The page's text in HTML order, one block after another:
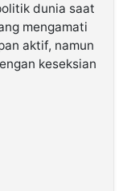
dunia saat
mengamati
aktif, namun
keseksian